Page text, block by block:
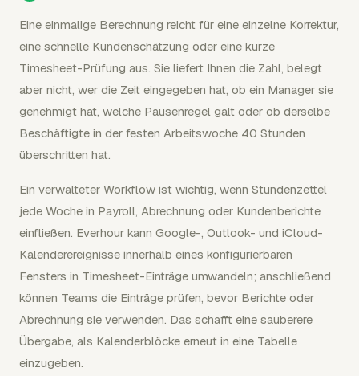
Eine einmalige Berechnung reicht für eine einzelne Korrektur,
eine schnelle Kundenschätzung oder eine kurze
Timesheet-Prüfung aus. Sie liefert Ihnen die Zahl, belegt
aber nicht, wer die Zeit eingegeben hat, ob ein Manager sie
genehmigt hat, welche Pausenregel galt oder ob derselbe
Beschäftigte in der festen Arbeitswoche 40 Stunden
überschritten hat.
Ein verwalteter Workflow ist wichtig, wenn Stundenzettel
jede Woche in Payroll, Abrechnung oder Kundenberichte
einfließen. Everhour kann Google-, Outlook- und iCloud-
Kalenderereignisse innerhalb eines konfigurierbaren
Fensters in Timesheet-Einträge umwandeln; anschließend
können Teams die Einträge prüfen, bevor Berichte oder
Abrechnung sie verwenden. Das schafft eine sauberere
Übergabe, als Kalenderblöcke erneut in eine Tabelle
einzugeben.